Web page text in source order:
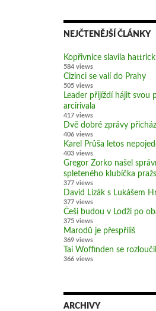
NEJČTENĚJŠÍ ČLÁNKY
Kopřivnice slavila hattrick
584 views
Cizinci se valí do Prahy
505 views
Leader přijíždí hájit svou
arcirivala
417 views
Dvě dobré zprávy
406 views
Karel Průša letos
403 views
Gregor Zorko našel
spleteného klubíčka
377 views
David Lizák s Lukášem
377 views
Češi budou v Lodži po
375 views
Marodů je přespříliš
369 views
Tai Woffinden se
366 views
ARCHIVY